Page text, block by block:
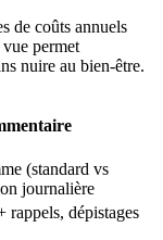
de coûts annuels
permet
nuire au bien‑être.
(standard vs
journalière
rappels, dépistages